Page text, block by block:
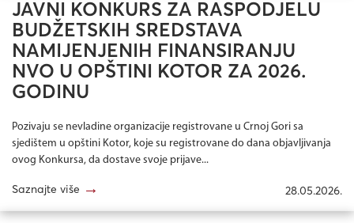
JAVNI KONKURS ZA RASPODJELU
BUDŽETSKIH SREDSTAVA
NAMIJENJENIH FINANSIRANJU
NVO U OPŠTINI KOTOR ZA 2026.
GODINU
Pozivaju se nevladine organizacije registrovane u Crnoj Gori sa
sjedištem u opštini Kotor, koje su registrovane do dana objavljivanja
ovog Konkursa, da dostave svoje prijave...
Saznajte više → 28.05.2026.